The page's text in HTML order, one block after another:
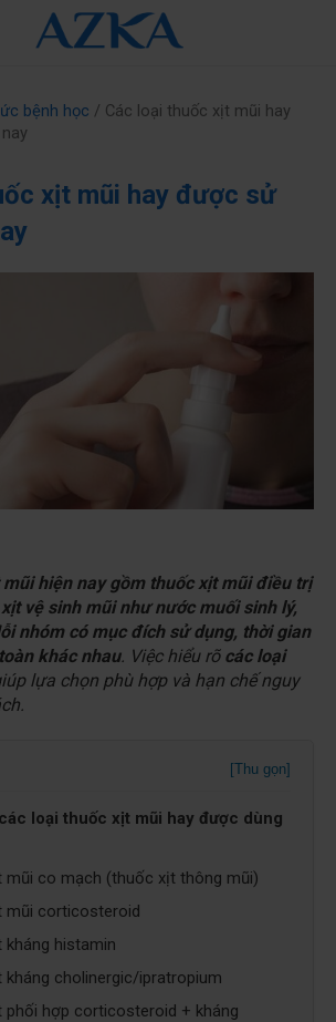
bệnh học / Các loại thuốc xịt mũi hay
xịt mũi hay được sử
mũi hiện nay gồm thuốc xịt mũi điều trị
vệ sinh mũi như nước muối sinh lý,
nhóm có mục đích sử dụng, thời gian
khác nhau. Việc hiểu rõ các loại
lựa chọn phù hợp và hạn chế nguy
[Thu gọn]
loại thuốc xịt mũi hay được dùng
mũi co mạch (thuốc xịt thông mũi)
mũi corticosteroid
kháng histamin
kháng cholinergic/ipratropium
phối hợp corticosteroid + kháng